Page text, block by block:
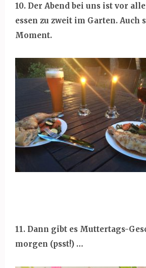
10. Der Abend bei uns ist vor
essen zu zweit im Garten. Auch
Moment.
11. Dann gibt es Muttertags-
morgen (psst!) …